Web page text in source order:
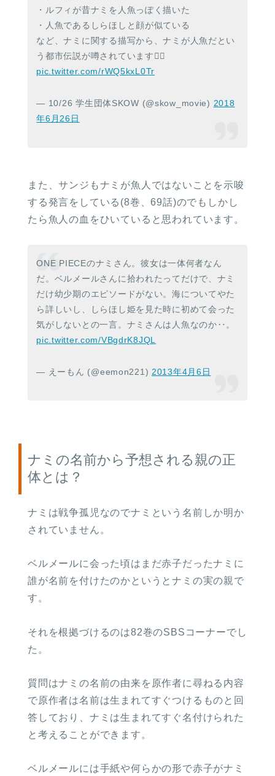
・ルフィが昔ナミを人魚っぽく描いた
・人魚であるしらほしと顔が似ている
など、ナミに関する描写から、ナミが人魚だとい
う都市伝説が噂されています🧜‍♀️
pic.twitter.com/rWQ5kxL0Tr
— 10/26 学生団体SKOW (@skow_movie) 2018
年6月26日
また、サンジもナミが魚人ではないことを示唆
する発言をしている(8巻、69話)のでもしかし
たら魚人の血をひいていると思われています。
ONE PIECEのナミさん。彼女は一体何者なん
だ。ベルメールさんに拾われたってだけで、ナミ
だけ幼少期のエピソードがない。海についてやた
ら詳しいし、しらほし姫を見た時に初めて会った
気がしないとの一言。ナミさんは人魚なのか‥。
pic.twitter.com/VBgdrK8JQL
— えーもん (@eemon221) 2013年4月6日
ナミの名前から予想される親の正
体とは？
ナミは戦争孤児なのでナミという名前しか明か
されていません。
ベルメールに会った頃はまだ赤子だったナミに
誰が名前を付けたのかというとナミの実の親で
す。
それを根拠づけるのは82巻のSBSコーナーでし
た。
質問はナミの名前の由来を原作者に尋ねる内容
で原作者は名前は生まれてすぐつけるものと回
答しており、ナミは生まれてすぐ名付けられた
と考えることができます。
ベルメールには手紙や何らかの形で赤子がナミ